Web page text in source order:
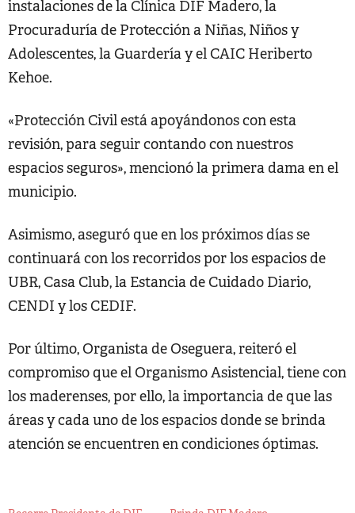
instalaciones de la Clínica DIF Madero, la
Procuraduría de Protección a Niñas, Niños y
Adolescentes, la Guardería y el CAIC Heriberto
Kehoe.
«Protección Civil está apoyándonos con esta
revisión, para seguir contando con nuestros
espacios seguros», mencionó la primera dama en el
municipio.
Asimismo, aseguró que en los próximos días se
continuará con los recorridos por los espacios de
UBR, Casa Club, la Estancia de Cuidado Diario,
CENDI y los CEDIF.
Por último, Organista de Oseguera, reiteró el
compromiso que el Organismo Asistencial, tiene con
los maderenses, por ello, la importancia de que las
áreas y cada uno de los espacios donde se brinda
atención se encuentren en condiciones óptimas.